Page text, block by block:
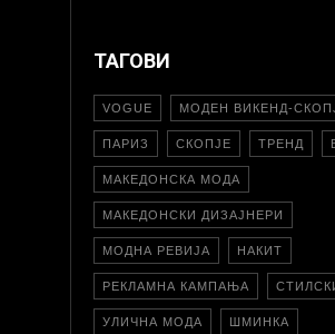
ТАГОВИ
VOGUE МОДЕН ВИКЕНД-
ПАРИЗ СКОПЈЕ ТРЕНД
МАКЕДОНСКА МОДА
МАКЕДОНСКИ ДИЗАЈНЕРИ
МОДНА РЕВИЈА НАКИТ
РЕКЛАМНА КАМПАЊА
УЛИЧНА МОДА ШМИНКА